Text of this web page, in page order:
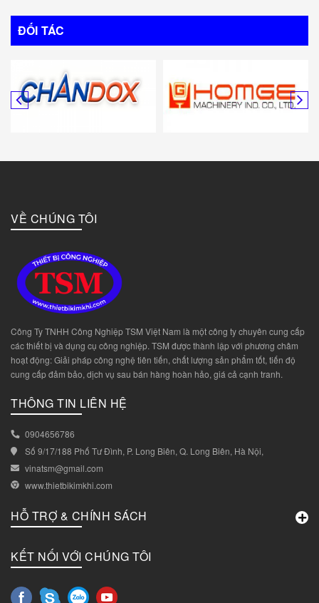
Italy
Canada
Đài Loan
Bulgary
ĐỐI TÁC
VỀ CHÚNG TÔI
Công Ty TNHH Công Nghiệp TSM Việt Nam là một công ty chuyên cung cấp
các thiết bị và dụng cụ công nghiệp. TSM được thành lập với phương châm
hoạt động: Giải pháp công nghệ tiên tiến, chất lượng sản phẩm tốt, tiến độ
cung cấp đảm bảo, dịch vụ sau bán hàng hoàn hảo, giá cả cạnh tranh.
THÔNG TIN LIÊN HỆ
0904656786
Số 9/17/188 Phố Tư Đình, P. Long Biên, Q. Long Biên, Hà Nội,
vinatsm@gmail.com
www.thietbikimkhi.com
HỖ TRỢ & CHÍNH SÁCH
KẾT NỐI VỚI CHÚNG TÔI